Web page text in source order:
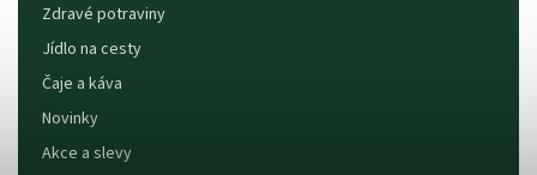
Zdravé potraviny
Jídlo na cesty
Čaje a káva
Novinky
Akce a slevy